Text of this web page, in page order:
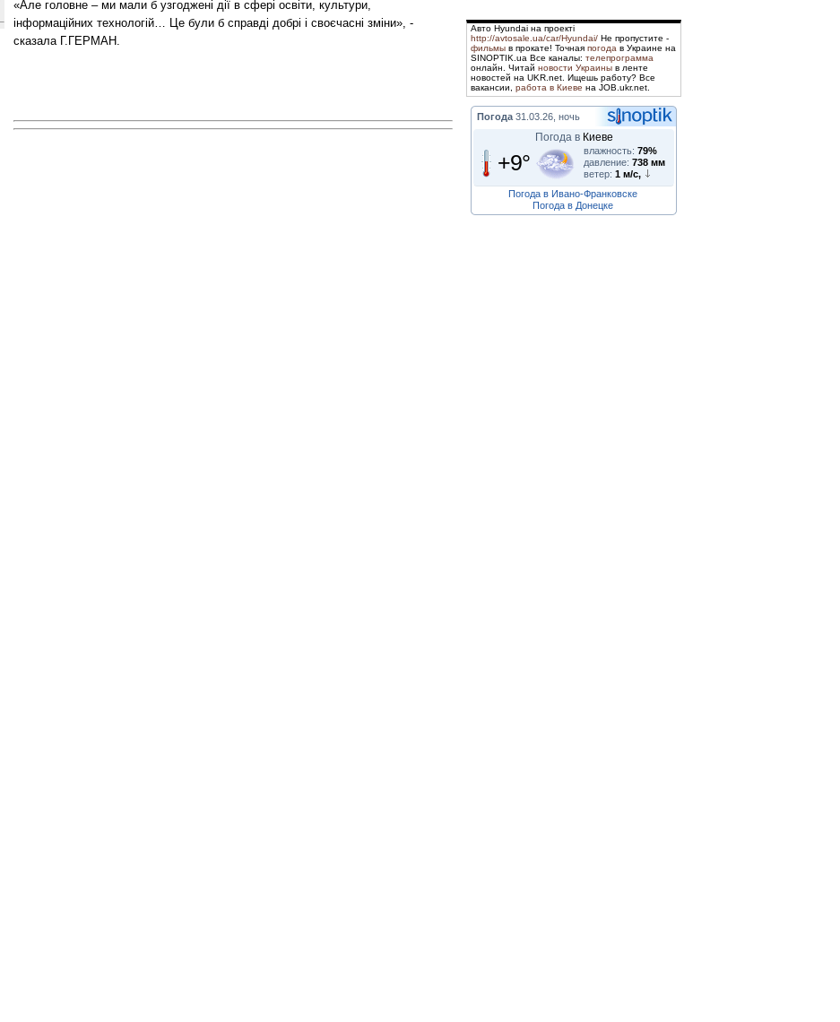
«Але головне – ми мали б узгоджені дії в сфері освіти, культури,
інформаційних технологій… Це були б справді добрі і своєчасні зміни», -
сказала Г.ГЕРМАН.
Авто Hyundai на проекті
http://avtosale.ua/car/Hyundai/ Не пропустите -
фильмы в прокате! Точная погода в Украине на
SINOPTIK.ua Все каналы: телепрограмма
онлайн. Читай новости Украины в ленте
новостей на UKR.net. Ищешь работу? Все
вакансии, работа в Киеве на JOB.ukr.net.
Погода 31.03.26, ночь
Погода в Киеве
+9° влажность: 79%
давление: 738 мм
ветер: 1 м/с,
Погода в Ивано-Франковске
Погода в Донецке